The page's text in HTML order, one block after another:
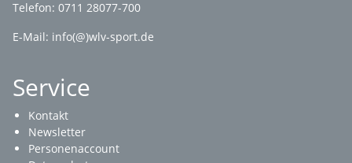
Telefon: 0711 28077-700
E-Mail: info(@)wlv-sport.de
Service
Kontakt
Newsletter
Personenaccount